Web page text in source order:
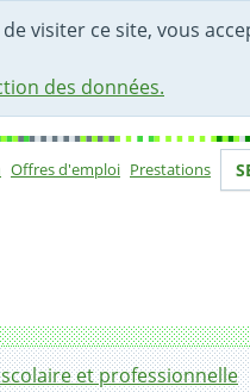
visiter ce site, vous
des données.
Offres d'emploi Prestations
et professionnelle